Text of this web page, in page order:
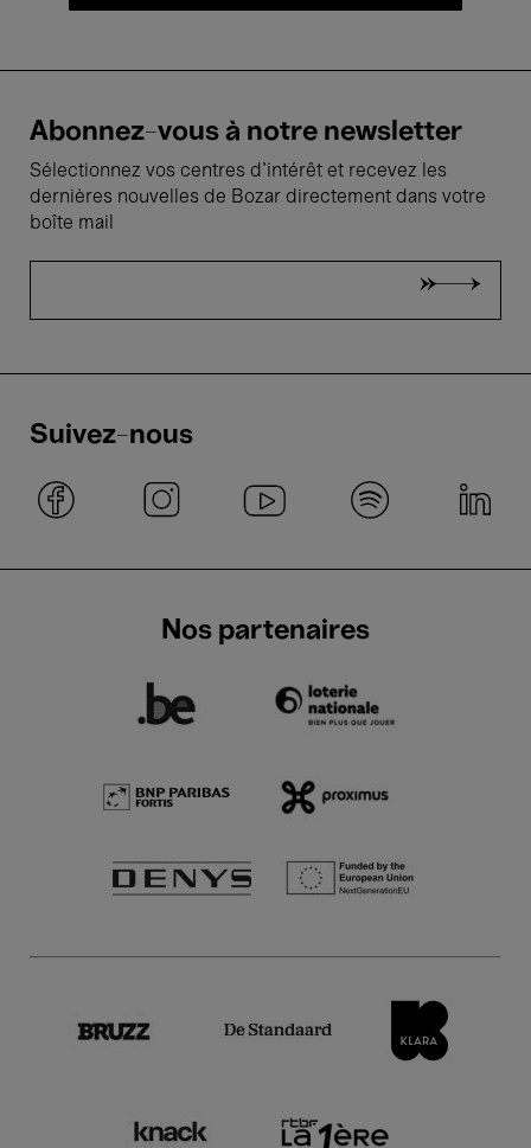
Abonnez-vous à notre newsletter
Sélectionnez vos centres d'intérêt et recevez les
dernières nouvelles de Bozar directement dans votre
boîte mail
Suivez-nous
Nos partenaires